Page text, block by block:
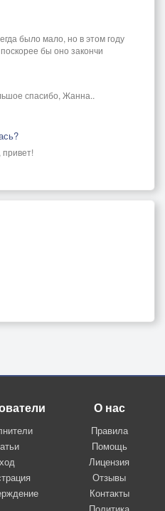
было мало, но в этом году
бы оно закончи
спасибо, Жанна..
О нас
Правила
Помощь
Лицензия
Отзывы
Контакты